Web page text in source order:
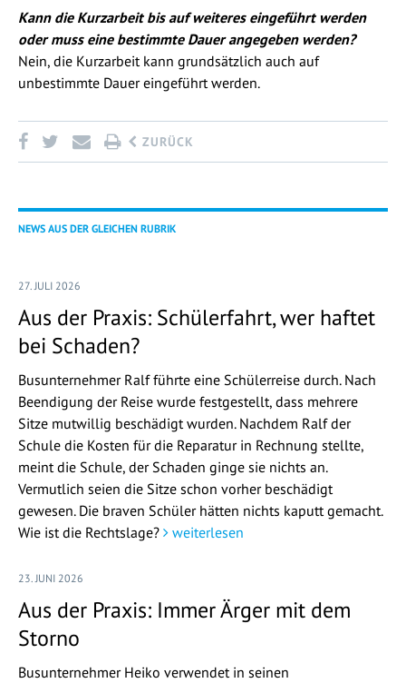
Kann die Kurzarbeit bis auf weiteres eingeführt werden
oder muss eine bestimmte Dauer angegeben werden?
Nein, die Kurzarbeit kann grundsätzlich auch auf
unbestimmte Dauer eingeführt werden.
ZURÜCK
NEWS AUS DER GLEICHEN RUBRIK
27. JULI 2026
Aus der Praxis: Schülerfahrt, wer haftet
bei Schaden?
Busunternehmer Ralf führte eine Schülerreise durch. Nach
Beendigung der Reise wurde festgestellt, dass mehrere
Sitze mutwillig beschädigt wurden. Nachdem Ralf der
Schule die Kosten für die Reparatur in Rechnung stellte,
meint die Schule, der Schaden ginge sie nichts an.
Vermutlich seien die Sitze schon vorher beschädigt
gewesen. Die braven Schüler hätten nichts kaputt gemacht.
Wie ist die Rechtslage?
weiterlesen
23. JUNI 2026
Aus der Praxis: Immer Ärger mit dem
Storno
Busunternehmer Heiko verwendet in seinen